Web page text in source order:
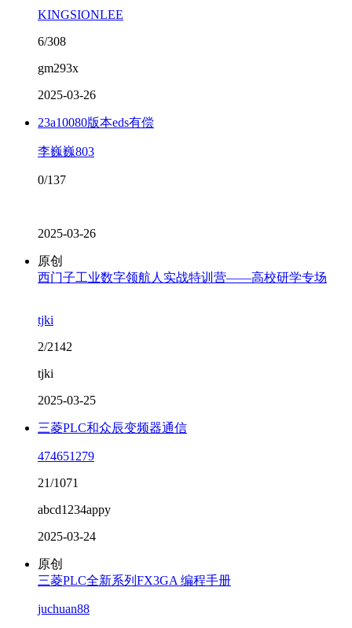
KINGSIONLEE
6/308
gm293x
2025-03-26
23a10080版本eds有偿
李巍巍803
0/137
2025-03-26
原创
西门子工业数字领航人实战特训营——高校研学专场
tjki
2/2142
tjki
2025-03-25
三菱PLC和众辰变频器通信
474651279
21/1071
abcd1234appy
2025-03-24
原创
三菱PLC全新系列FX3GA 编程手册
juchuan88